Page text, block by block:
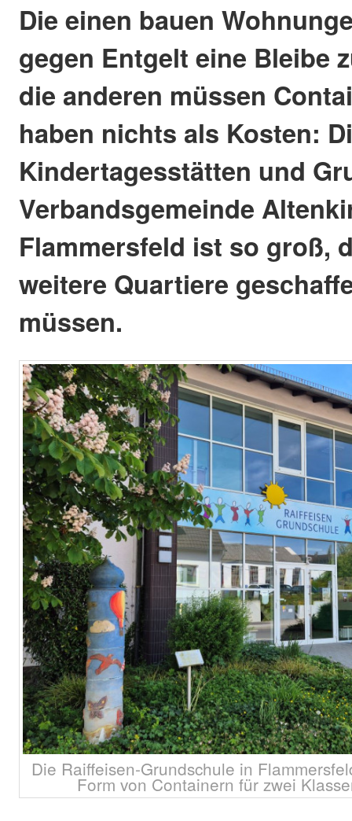
Die einen bauen
gegen Entgelt eine Bleibe
die anderen müssen
haben nichts als Kosten:
Kindertagesstätten und
Verbandsgemeinde
Flammersfeld ist so groß,
weitere Quartiere
müssen.
Die Raiffeisen-Grundschule in
Form von Containern für zwei